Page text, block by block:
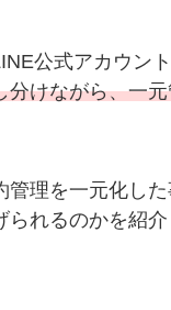
公式アカウン
分けながら、一
管理を一元化し
れるのかを紹介